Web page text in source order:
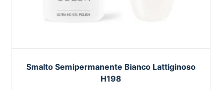
Smalto Semipermanente Bianco Lattiginoso
H198